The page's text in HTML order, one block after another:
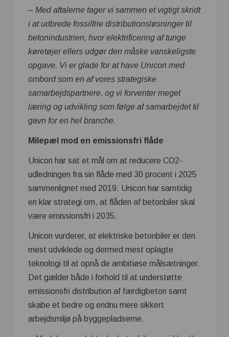
– Med aftalerne tager vi sammen et vigtigt skridt
i at udbrede fossilfrie distributionsløsninger til
betonindustrien, hvor elektrificering af tunge
køretøjer ellers udgør den måske vanskeligste
opgave. Vi er glade for at have Unicon med
ombord som en af vores strategiske
samarbejdspartnere, og vi forventer meget
læring og udvikling som følge af samarbejdet til
gavn for en hel branche.
Milepæl mod en emissionsfri flåde
Unicon har sat et mål om at reducere CO2-
udledningen fra sin flåde med 30 procent i 2025
sammenlignet med 2019. Unicon har samtidig
en klar strategi om, at flåden af betonbiler skal
være emissionsfri i 2035.
Unicon vurderer, at elektriske betonbiler er den
mest udviklede og dermed mest oplagte
teknologi til at opnå de ambitiøse målsætninger.
Det gælder både i forhold til at understøtte
emissionsfri distribution af færdigbeton samt
skabe et bedre og endnu mere sikkert
arbejdsmiljø på byggepladserne.